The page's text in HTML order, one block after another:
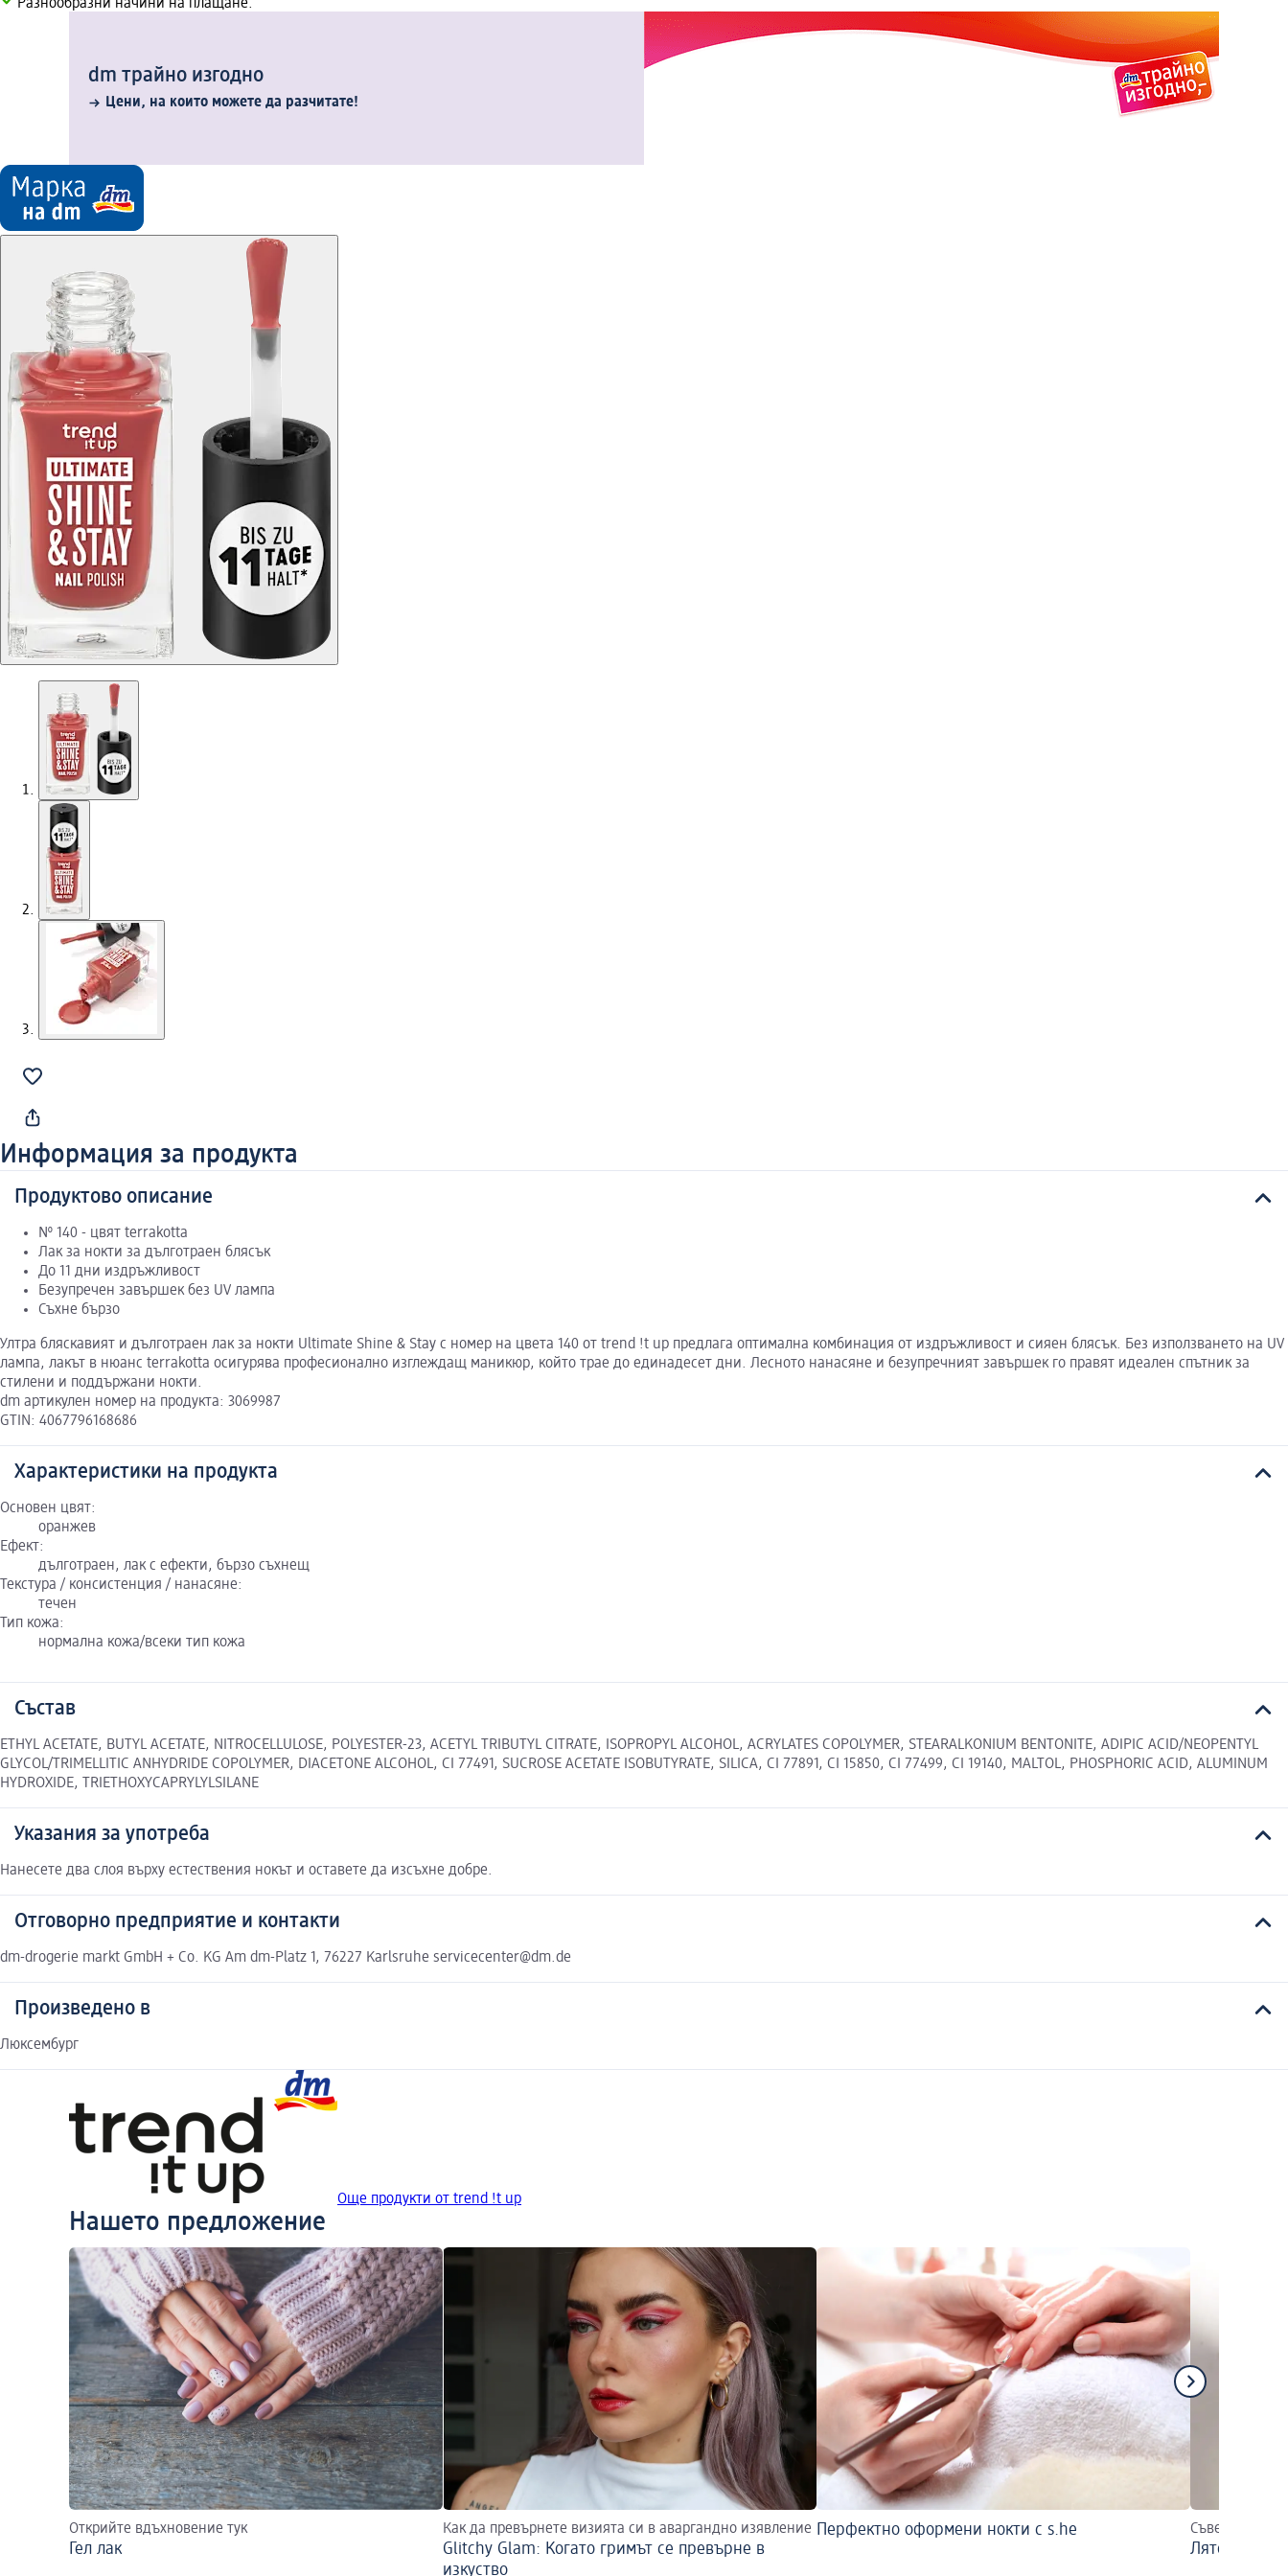
Разнообразни начини на плащане.
dm трайно изгодно
Цени, на които можете да разчитате!
Информация за продукта
Продуктово описание
№ 140 - цвят terrakotta
Лак за нокти за дълготраен блясък
До 11 дни издръжливост
Безупречен завършек без UV лампа
Съхне бързо
Ултра бляскавият и дълготраен лак за нокти Ultimate Shine & Stay с номер на цвета 140 от trend !t up предлага оптимална комбинация от издръжливост и сияен блясък. Без използването на UV
лампа, лакът в нюанс terrakotta осигурява професионално изглеждащ маникюр, който трае до единадесет дни. Лесното нанасяне и безупречният завършек го правят идеален спътник за
стилени и поддържани нокти.
dm артикулен номер на продукта: 3069987
GTIN: 4067796168686
Характеристики на продукта
Основен цвят:
оранжев
Ефект:
дълготраен, лак с ефекти, бързо съхнещ
Текстура / консистенция / нанасяне:
течен
Тип кожа:
нормална кожа/всеки тип кожа
Състав
ETHYL ACETATE, BUTYL ACETATE, NITROCELLULOSE, POLYESTER-23, ACETYL TRIBUTYL CITRATE, ISOPROPYL ALCOHOL, ACRYLATES COPOLYMER, STEARALKONIUM BENTONITE, ADIPIC ACID/NEOPENTYL
GLYCOL/TRIMELLITIC ANHYDRIDE COPOLYMER, DIACETONE ALCOHOL, CI 77491, SUCROSE ACETATE ISOBUTYRATE, SILICA, CI 77891, CI 15850, CI 77499, CI 19140, MALTOL, PHOSPHORIC ACID, ALUMINUM
HYDROXIDE, TRIETHOXYCAPRYLYLSILANE
Указания за употреба
Нанесете два слоя върху естествения нокът и оставете да изсъхне добре.
Отговорно предприятие и контакти
dm-drogerie markt GmbH + Co. KG Am dm-Platz 1, 76227 Karlsruhe servicecenter@dm.de
Произведено в
Люксембург
Още продукти от trend !t up
Нашето предложение
Открийте вдъхновение тук
Гел лак
Как да превърнете визията си в аваргандно изявление
Glitchy Glam: Когато гримът се превърне в
изкуство
Перфектно оформени нокти с s.he Съвети за по-
Лято,